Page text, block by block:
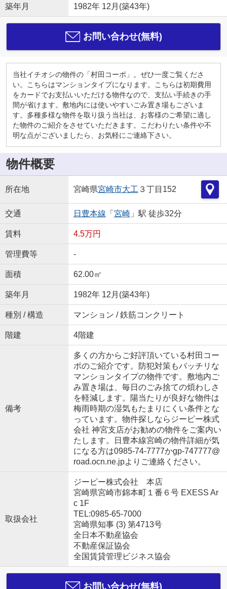
築年月 1982年 12月(築43年)
お問い合わせ(無料)
当社イチオシの物件の「村田コーポ」。ぜひ一度ご覧くださ
い。こちらはマンションタイプになります。こちらは初期費用
をカードでお支払いいただける物件なので、支払い手続きの手
間が省けます。敷地内には使いやすいごみ置き場もございま
す。多種多様な物件を取り扱う当社は、お客様のご希望に適し
た物件のご紹介をさせていただきます。こだわりたい条件や不
明な点がございましたら、お気軽にご連絡下さい。
物件概要
所在地 宮崎県宮崎市大工 ３丁目152
交通 日豊本線 「 宮崎」駅 徒歩32分
賃料 4.5万円
管理費等 -
面積 62.00㎡
築年月 1982年 12月(築43年)
種別 / 構造 マンション / 鉄筋コンクリート
階建 4階建
備考
多くの方からご好評頂いている村田コー
ポのご紹介です。防犯対策もバッチリな
マンションタイプの物件です。敷地内ご
み置き場は、毎日のごみ捨ての煩わしさ
を軽減します。陽当たりが良好な物件は
梅雨時期の湿気もたまりにくい条件とな
っています。物件探しならジーピー株式
会社 神宮支店がお勧めの物件をご案内い
たします。日豊本線宮崎の物件詳細が気
になる方は0985-74-7777かgp-747777@
road.ocn.ne.jpよりご連絡ください。
取扱会社
ジーピー株式会社 本店
宮崎県宮崎市錦本町１番６号 EXESS Ar
c 1F
TEL:0985-65-7000
宮崎県知事 (3) 第4713号
全日本不動産協会
不動産保証協会
全国賃貸管理ビジネス協会
お問い合わせ(無料)